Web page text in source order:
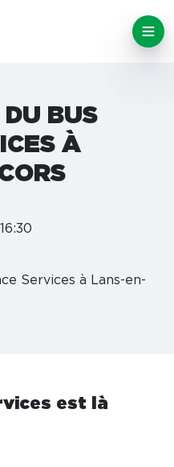
DU BUS
À
Services à Lans-en-
est là